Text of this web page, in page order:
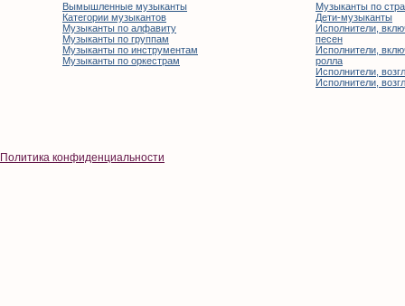
Вымышленные музыканты
Категории музыкантов
Музыканты по алфавиту
Музыканты по группам
Музыканты по инструментам
Музыканты по оркестрам
Музыканты по
Дети-музыканты
Исполнители,
песен
Исполнители,
ролла
Исполнители,
Исполнители,
Политика конфиденциальности